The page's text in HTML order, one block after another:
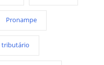
Pronampe
tributário